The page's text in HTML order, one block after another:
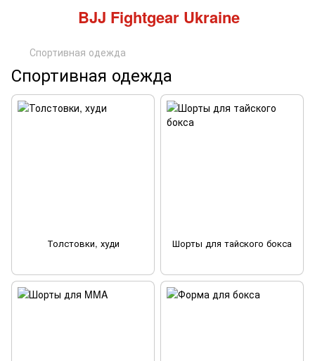
BJJ Fightgear Ukraine
Спортивная одежда
Спортивная одежда
Толстовки, худи Шорты для тайского бокса